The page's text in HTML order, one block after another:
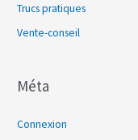
Trucs pratiques
Vente-conseil
Méta
Connexion